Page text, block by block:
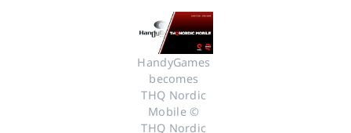
HandyGames
becomes
THQ Nordic
Mobile ©
THQ Nordic